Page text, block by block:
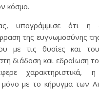
κόσμο.
υπογράμμισε ότι η
της ευγνωμοσύνης
με τις θυσίες και
διάδοση και εδραίωση
χαρακτηριστικά,
μόνο με το κήρυγμα των